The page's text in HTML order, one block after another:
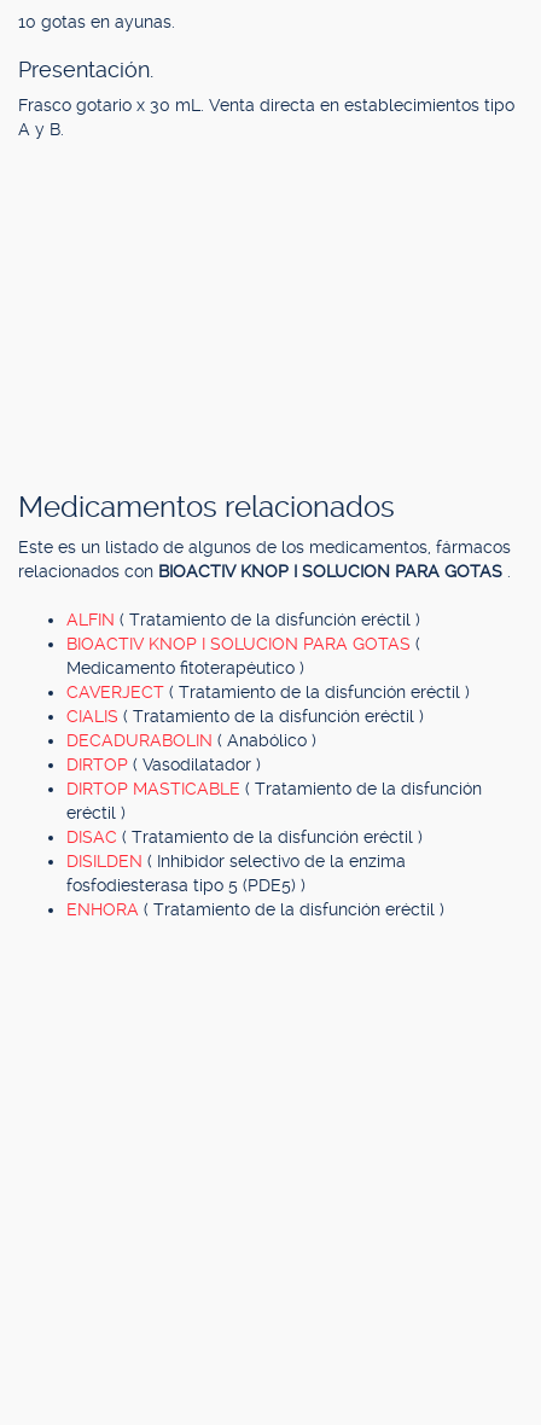
10 gotas en ayunas.
Presentación.
Frasco gotario x 30 mL. Venta directa en establecimientos tipo
A y B.
Medicamentos relacionados
Este es un listado de algunos de los medicamentos, fármacos
relacionados con BIOACTIV KNOP I SOLUCION PARA GOTAS
ALFIN ( Tratamiento de la disfunción eréctil )
BIOACTIV KNOP I SOLUCION PARA GOTAS (
Medicamento fitoterapéutico )
CAVERJECT ( Tratamiento de la disfunción eréctil )
CIALIS ( Tratamiento de la disfunción eréctil )
DECADURABOLIN ( Anabólico )
DIRTOP ( Vasodilatador )
DIRTOP MASTICABLE ( Tratamiento de la disfunción
eréctil )
DISAC ( Tratamiento de la disfunción eréctil )
DISILDEN ( Inhibidor selectivo de la enzima
fosfodiesterasa tipo 5 (PDE5) )
ENHORA ( Tratamiento de la disfunción eréctil )